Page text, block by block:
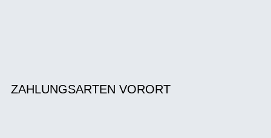
ZAHLUNGSARTEN VORORT